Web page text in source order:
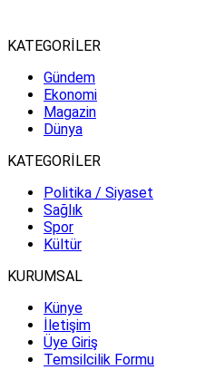
KATEGORİLER
Gündem
Ekonomi
Magazin
Dünya
KATEGORİLER
Politika / Siyaset
Sağlık
Spor
Kültür
KURUMSAL
Künye
İletişim
Üye Giriş
Temsilcilik Formu